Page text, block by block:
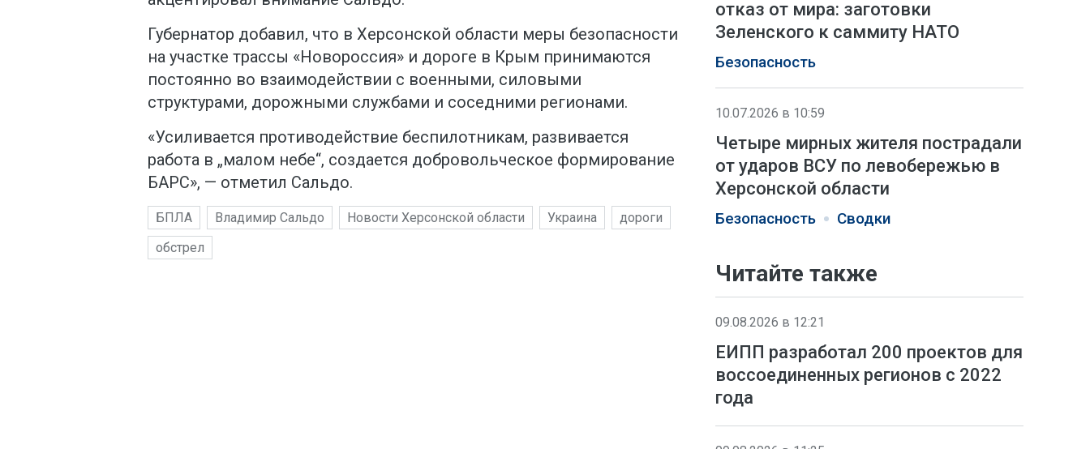
Губернатор добавил, что в Херсонской области меры безопасности
на участке трассы «Новороссия» и дороге в Крым принимаются
постоянно во взаимодействии с военными, силовыми
структурами, дорожными службами и соседними регионами.
«Усиливается противодействие беспилотникам, развивается
работа в „малом небе“, создается добровольческое формирование
БАРС», — отметил Сальдо.
БПЛА Владимир Сальдо Новости Херсонской области Украина
дороги
обстрел
отказ от мира: заготовки
Зеленского к саммиту НАТО
Безопасность
10.07.2026 в 10:59
Четыре мирных жителя пострадали
от ударов ВСУ по левобережью в
Херсонской области
Безопасность Сводки
Читайте также
09.08.2026 в 12:21
ЕИПП разработал 200 проектов для
воссоединенных регионов с 2022
года